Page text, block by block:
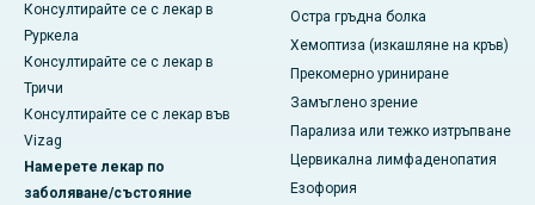
Консултирайте се с лекар в
Руркела
Консултирайте се с лекар в
Тричи
Консултирайте се с лекар във
Vizag
Намерете лекар по
заболяване/състояние
Остра гръдна болка
Хемоптиза (изкашляне на кръв)
Прекомерно уриниране
Замъглено зрение
Парализа или тежко изтръпване
Цервикална лимфаденопатия
Езофория